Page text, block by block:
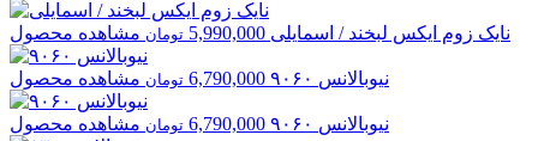
نایک زوم ایکس لبخند / اسمایلی 5,990,000 تومان مشاهده محصول
نیوبالانس ۹۰۶۰ 6,790,000 تومان مشاهده محصول
نیوبالانس ۹۰۶۰ 6,790,000 تومان مشاهده محصول